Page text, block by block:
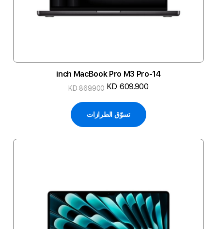
14-inch MacBook Pro M3 Pro
KD 609.900
KD 869.900
تسوّق الطرازات